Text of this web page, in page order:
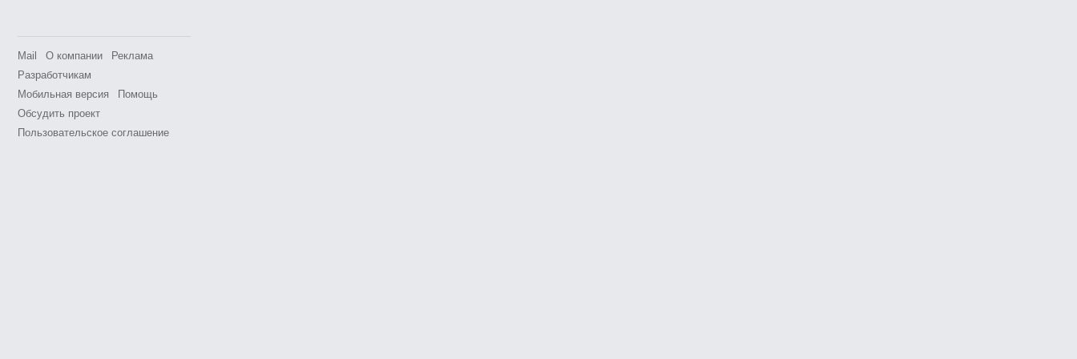
Mail О компании
Реклама
Разработчикам
Мобильная версия
Помощь
Обсудить проект
Пользовательское соглашение